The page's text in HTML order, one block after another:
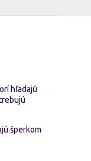
hľadajú
šperkom